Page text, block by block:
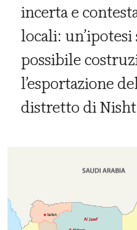
incerta e
locali:
possibile
l’esportazione
distretto di